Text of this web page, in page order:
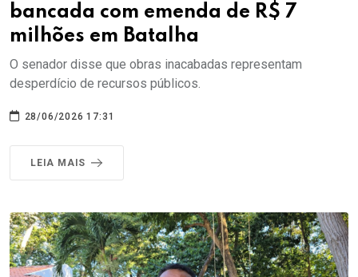
bancada com emenda de R$ 7
milhões em Batalha
O senador disse que obras inacabadas representam
desperdício de recursos públicos.
28/06/2026 17:31
LEIA MAIS